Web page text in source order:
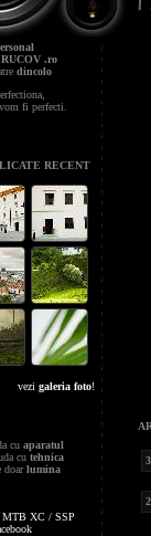
.ro
dincolo
fi perfecti.
RECENT
vezi galeria foto!
cu aparatul
cu tehnica
doarlumina
MTB XC / SSP